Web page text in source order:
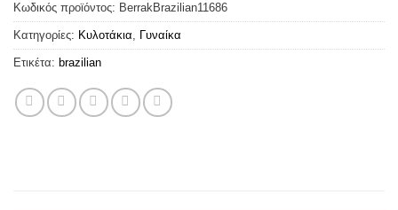
Κωδικός προϊόντος: BerrakBrazilian11686
Κατηγορίες: Κυλοτάκια, Γυναίκα
Ετικέτα: brazilian